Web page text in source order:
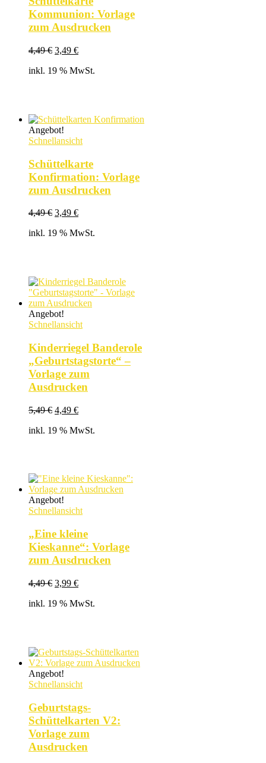
Kommunion: Vorlage
zum Ausdrucken
4,49€ Ursprünglicher
war:
3,49 €Aktueller
ist:
inkl. 19 % MwSt.
Angebot!
Schnellansicht
Schüttelkarte
Konfirmation: Vorlage
zum Ausdrucken
4,49€ Ursprünglicher
war:
3,49 €Aktueller
ist:
inkl. 19 % MwSt.
Angebot!
Schnellansicht
Kinderriegel Banderole
„Geburtstagstorte“ –
Vorlage zum
Ausdrucken
5,49€ Ursprünglicher
war:
4,49 €Aktueller
ist:
inkl. 19 % MwSt.
Angebot!
Schnellansicht
„Eine kleine
Kieskanne“: Vorlage
zum Ausdrucken
4,49€ Ursprünglicher
war:
3,99 €Aktueller
ist:
inkl. 19 % MwSt.
Angebot!
Schnellansicht
Geburtstags-
Schüttelkarten V2:
Vorlage zum
Ausdrucken